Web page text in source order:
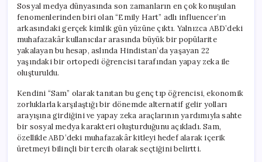
Çıktı:
Takipçileri
Nasıl
Kandırdı?
için
Sosyal medya dünyasında son zamanların en çok konuşulan
fenomenlerinden biri olan “Emily Hart” adlı influencer’ın
arkasındaki gerçek kimlik gün yüzüne çıktı. Yalnızca ABD’deki
muhafazakâr kullanıcılar arasında büyük bir popülarite
yakalayan bu hesap, aslında Hindistan’da yaşayan 22
yaşındaki bir ortopedi öğrencisi tarafından yapay zeka ile
oluşturuldu.
Kendini “Sam” olarak tanıtan bu genç tıp öğrencisi, ekonomik
zorluklarla karşılaştığı bir dönemde alternatif gelir yolları
arayışına girdiğini ve yapay zeka araçlarının yardımıyla sahte
bir sosyal medya karakteri oluşturduğunu açıkladı. Sam,
özellikle ABD’deki muhafazakâr kitleyi hedef alarak içerik
üretmeyi bilinçli bir tercih olarak seçtiğini belirtti.